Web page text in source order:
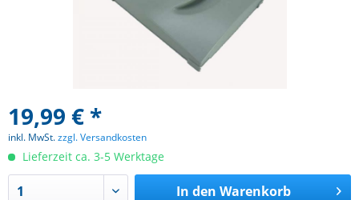
19,99 € *
inkl. MwSt.zzgl. Versandkosten
Lieferzeit ca. 3-5 Werktage
In den Warenkorb